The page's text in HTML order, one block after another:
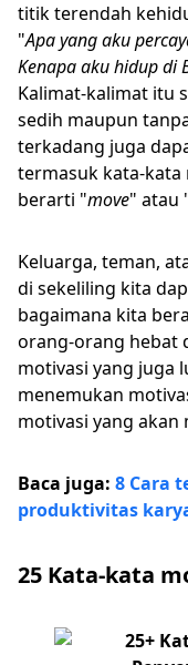
titik terendah
"Apa yang aku
Kenapa aku hidup di
Kalimat-kalimat itu
sedih maupun
terkadang juga
termasuk kata-kata
berarti "move" atau
Keluarga, teman,
di sekeliling kita
bagaimana kita
orang-orang hebat
motivasi yang juga
menemukan
motivasi yang
Baca juga: 8 Cara
produktivitas
25 Kata-kata